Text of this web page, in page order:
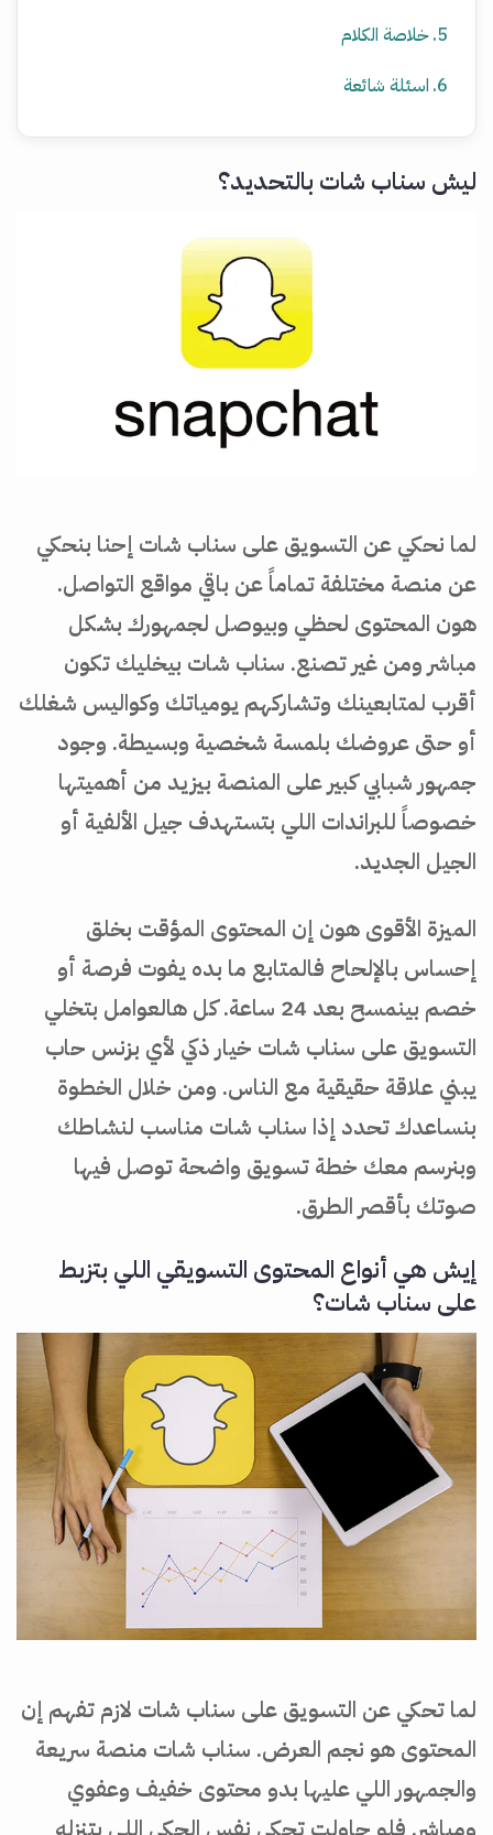
خلاصة الكلام
اسئلة شائعة
ليش سناب شات بالتحديد؟
لما نحكي عن التسويق على سناب شات إحنا بنحكي
عن منصة مختلفة تماماً عن باقي مواقع التواصل.
هون المحتوى لحظي وبيوصل لجمهورك بشكل
مباشر ومن غير تصنع. سناب شات بيخليك تكون
أقرب لمتابعينك وتشاركهم يومياتك وكواليس شغلك
أو حتى عروضك بلمسة شخصية وبسيطة. وجود
جمهور شبابي كبير على المنصة بيزيد من أهميتها
خصوصاً للبراندات اللي بتستهدف جيل الألفية أو
الجيل الجديد.
الميزة الأقوى هون إن المحتوى المؤقت بخلق
إحساس بالإلحاح فالمتابع ما بده يفوت فرصة أو
خصم بينمسح بعد 24 ساعة. كل هالعوامل بتخلي
التسويق على سناب شات خيار ذكي لأي بزنس حاب
يبني علاقة حقيقية مع الناس. ومن خلال الخطوة
بنساعدك تحدد إذا سناب شات مناسب لنشاطك
وبنرسم معك خطة تسويق واضحة توصل فيها
صوتك بأقصر الطرق.
إيش هي أنواع المحتوى التسويقي اللي بتزبط
على سناب شات؟
لما تحكي عن التسويق على سناب شات لازم تفهم إن
المحتوى هو نجم العرض. سناب شات منصة سريعة
والجمهور اللي عليها بدو محتوى خفيف وعفوي